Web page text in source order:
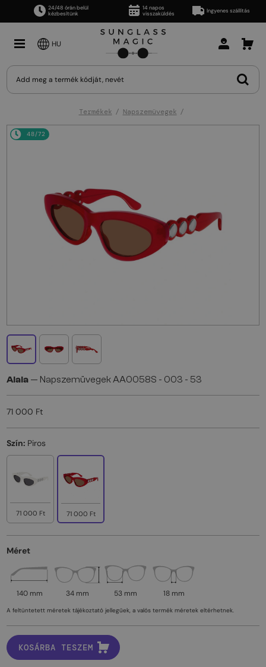
24/48 órán belül
kézbesítünk
14 napos
visszaküldés
Ingyenes szállítás
HU
Termékek Napszemüvegek
48/72
Alaia — Napszemüvegek AA0058S - 003 - 53
71 000 Ft
Szín: Piros
71 000 Ft 71 000 Ft
Méret
140 mm 34 mm 53 mm 18 mm
A feltüntetett méretek tájékoztató jellegűek, a valós termék méretek eltérhetnek.
KOSÁRBA TESZEM